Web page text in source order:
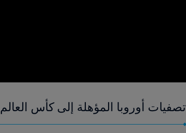
تصفيات أوروبا المؤهلة إلى كأس العالم FIFA 26™